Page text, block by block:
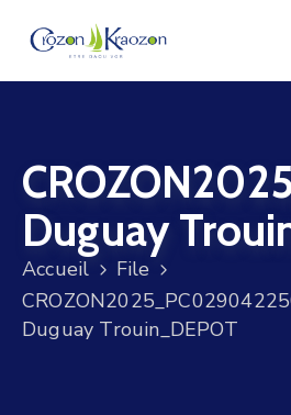
VIE
LOCALE
VIE
SOCIALE
TERRE
Duguay
Accueil
File
Duguay Trouin_DEPOT